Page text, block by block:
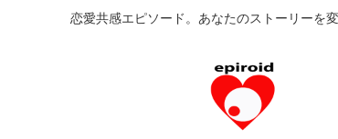
恋愛共感エピソード。あなたのストーリーを変